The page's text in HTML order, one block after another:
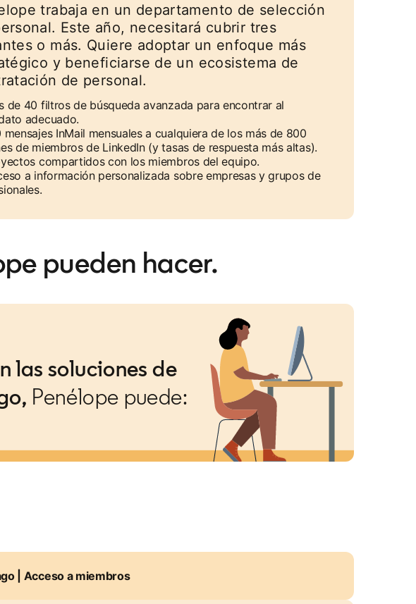
trabaja en un departamento de selección
Este año, necesitará cubrir tres
o más. Quiere adoptar un enfoque más
y beneficiarse de un ecosistema de
de personal.
de 40 filtros de búsqueda avanzada para encontrar al
adecuado.
mensajes InMail mensuales a cualquiera de los más de 800
de miembros de LinkedIn (y tasas de respuesta más altas).
compartidos con los miembros del equipo.
a información personalizada sobre empresas y grupos de
pueden hacer.
las soluciones de
Penélope puede:
| Acceso a miembros